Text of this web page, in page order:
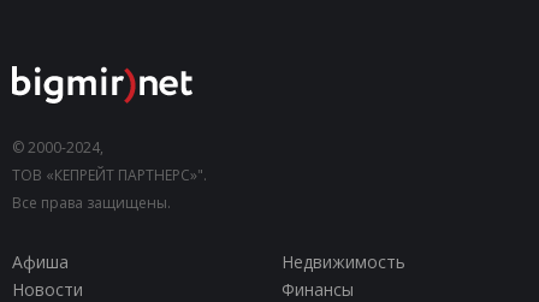
© 2000-2024,
ТОВ «КЕПРЕЙТ ПАРТНЕРС»".
Все права защищены.
Афиша
Недвижимость
Новости
Финансы